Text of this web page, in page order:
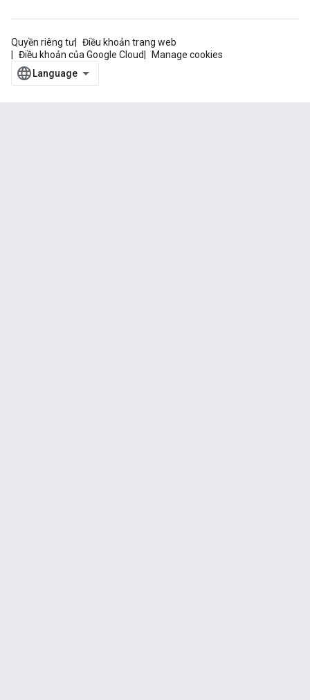
Quyền riêng tư
Điều khoản trang web
Điều khoản của Google Cloud
Manage cookies